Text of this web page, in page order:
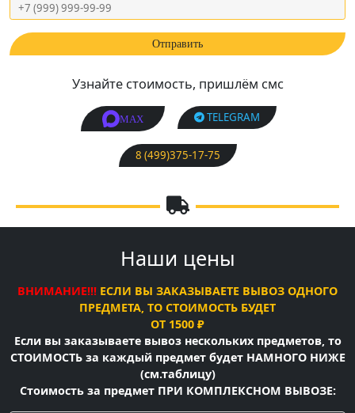
Узнайте стоимость, пришлём смс
MAX TELEGRAM
8 (499)375-17-75
Наши цены
ВНИМАНИЕ!!! ЕСЛИ ВЫ ЗАКАЗЫВАЕТЕ ВЫВОЗ ОДНОГО
ПРЕДМЕТА, ТО СТОИМОСТЬ БУДЕТ
ОТ 1500 ₽
Если вы заказываете вывоз нескольких предметов, то
СТОИМОСТЬ за каждый предмет будет НАМНОГО НИЖЕ
(см.таблицу)
Стоимость за предмет ПРИ КОМПЛЕКСНОМ ВЫВОЗЕ: